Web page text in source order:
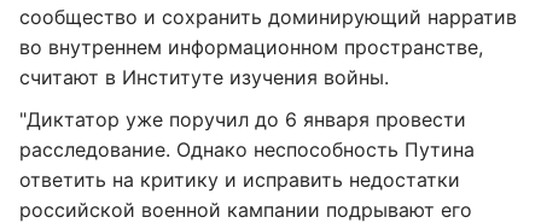
сообщество и сохранить доминирующий нарратив
во внутреннем информационном пространстве,
считают в Институте изучения войны.
"Диктатор уже поручил до 6 января провести
расследование. Однако неспособность Путина
ответить на критику и исправить недостатки
российской военной кампании подрывают его